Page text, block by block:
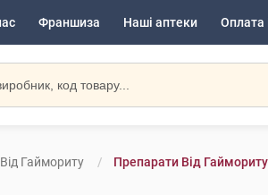
Франшиза Наші аптеки Оплата
Гаймориту Препарати Від